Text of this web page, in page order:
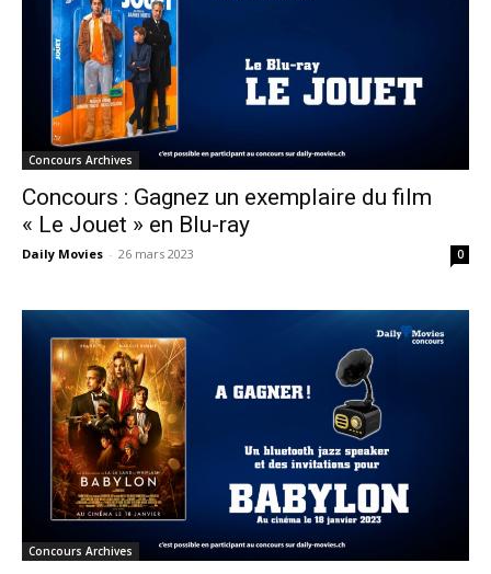
Concours Archives
Concours : Gagnez un exemplaire du film
« Le Jouet » en Blu-ray
Daily Movies - 26 mars 2023 0
Concours Archives